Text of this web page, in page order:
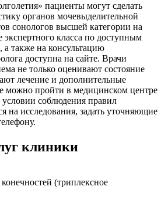
пациенты могут сделать
органов мочевыделительной
сонологов высшей категории на
экспертного класса по доступным
также на консультацию
доступна на сайте. Врачи
не только оценивают состояние
лечение и дополнительные
можно пройти в медицинском центре
соблюдения правил
на исследования, задать уточняющие
клиники
(триплексное